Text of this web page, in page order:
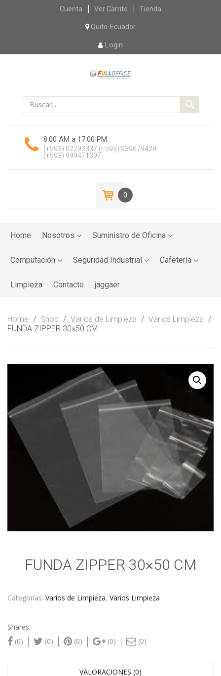
Skip
content
Cuenta Ver Carrito Tienda
Quito-Ecuador
Login
8:00 AM a 17:00 PM
(+593) 02292337 (+593) 939079429
(+593) 999471397
0
toHome Nosotros Suministro de Oficina
Computación Seguridad Industrial Cafetería
Limpieza Contacto jaggaer
Home / Shop / Varios de Limpieza / Varios Limpieza /
FUNDA ZIPPER 30×50 CM
FUNDA ZIPPER 30×50 CM
Categorías: Varios de Limpieza, Varios Limpieza
Shares:
(0)
(0) (0) (0) (0)
VALORACIONES (0)